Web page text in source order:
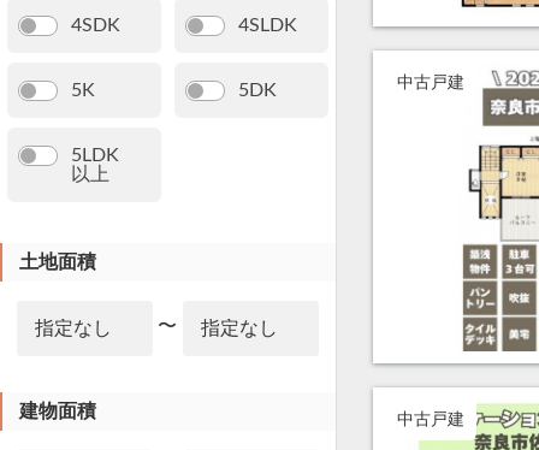
4SDK 4SLDK
5K 5DK
5LDK
以上
土地面積
〜
建物面積
中古戸建
中古戸建